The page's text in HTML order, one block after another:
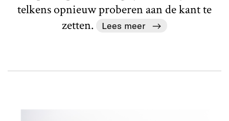
telkens opnieuw proberen aan de kant te
zetten.
Lees meer